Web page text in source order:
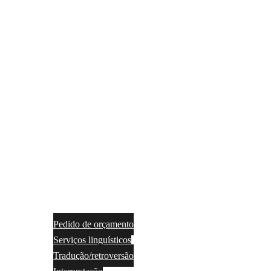
Pedido de orçamento
Serviços linguísticos
Tradução/retroversão